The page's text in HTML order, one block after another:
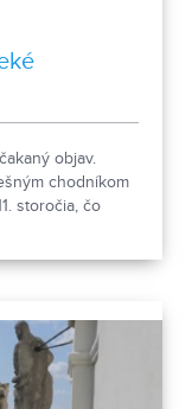
objav.
chodníkom
storočia, čo